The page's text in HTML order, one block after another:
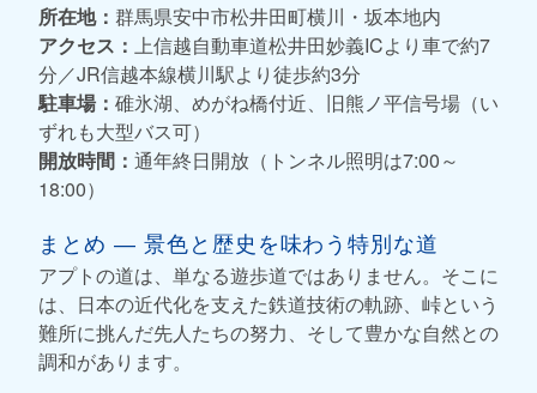
所在地： 群馬県安中市松井田町横川・坂本地内
アクセス： 上信越自動車道松井田妙義ICより車で約7
分／JR信越本線横川駅より徒歩約3分
駐車場： 碓氷湖、めがね橋付近、旧熊ノ平信号場（い
ずれも大型バス可）
開放時間： 通年終日開放（トンネル照明は7:00～
18:00）
まとめ ― 景色と歴史を味わう特別な道
アプトの道は、単なる遊歩道ではありません。そこに
は、日本の近代化を支えた鉄道技術の軌跡、峠という
難所に挑んだ先人たちの努力、そして豊かな自然との
調和があります。